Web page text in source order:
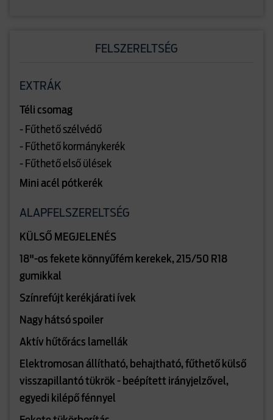
FELSZERELTSÉG
EXTRÁK
Téli csomag
- Fűthető szélvédő
- Fűthető kormánykerék
- Fűthető első ülések
Mini acél pótkerék
ALAPFELSZERELTSÉG
KÜLSŐ MEGJELENÉS
18"-os fekete könnyűfém kerekek, 215/50 R18
gumikkal
Színrefújt kerékjárati ívek
Nagy hátsó spoiler
Aktív hűtőrács lamellák
Elektromosan állítható, behajtható, fűthető külső
visszapillantó tükrök - beépített irányjelzővel,
egyedi kilépő fénnyel